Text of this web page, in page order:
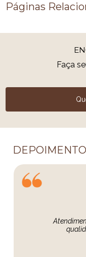
Páginas
Faça